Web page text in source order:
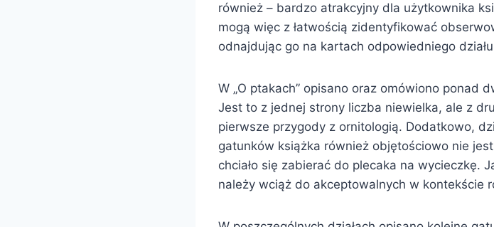
również – bardzo atrakcyjny dla użytkownika
mogą więc z łatwością zidentyfikować
odnajdując go na kartach odpowiedniego
W „O ptakach” opisano oraz omówiono ponad
Jest to z jednej strony liczba niewielka, ale z
pierwsze przygody z ornitologią. Dodatkowo,
gatunków książka również objętościowo nie
chciało się zabierać do plecaka na wycieczkę.
należy wciąż do akceptowalnych w kontekście